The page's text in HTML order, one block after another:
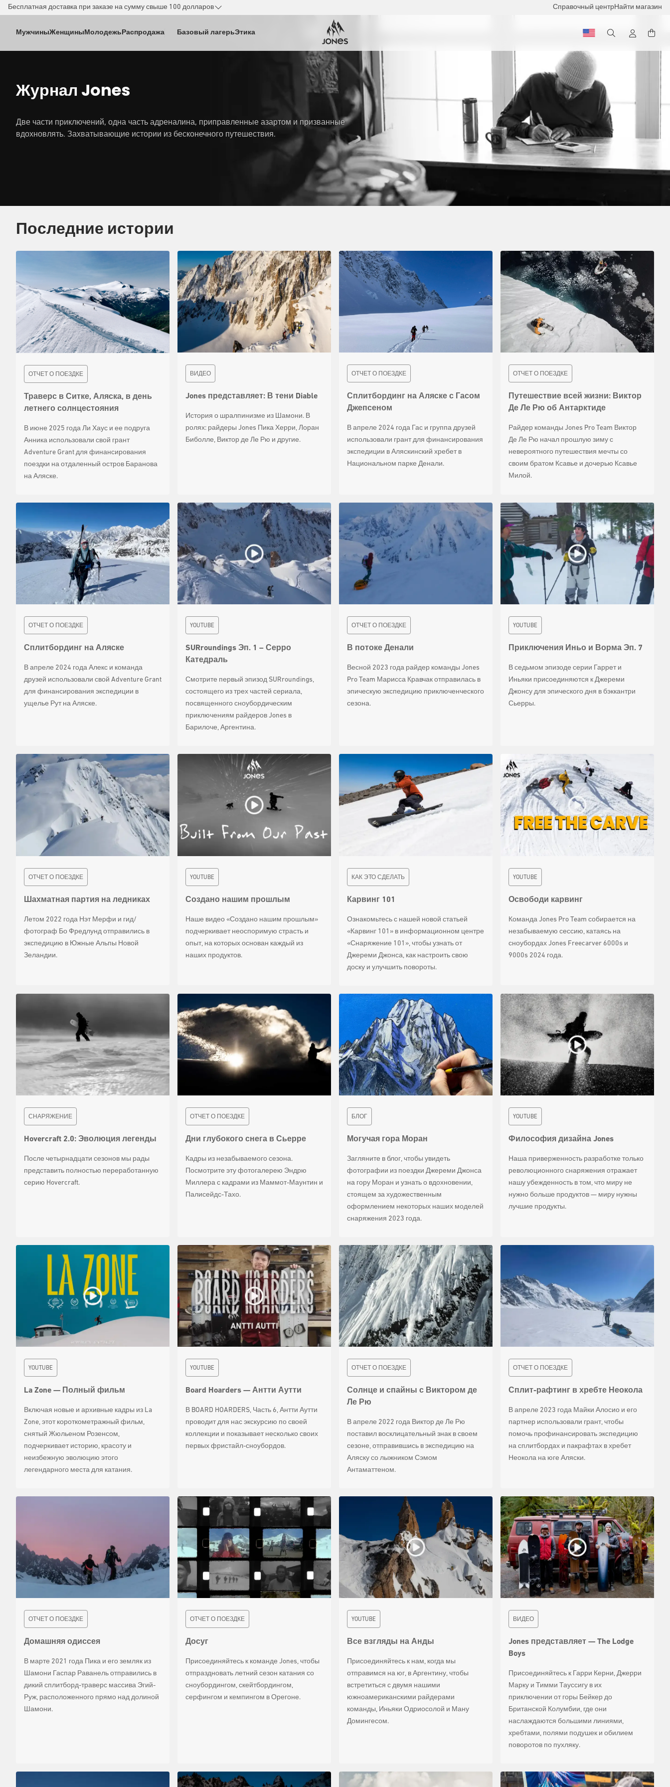
К
МужчиныЖенщиныМолодежьРаспродажа Базовый лагерьЭтика
Бесплатная доставка при заказе на сумму свыше 100 долларов Справочный центрНайти магазин
Журнал Jones
Две части приключений, одна часть адреналина, приправленные азартом и призванные
вдохновлять. Захватывающие истории из бесконечного путешествия.
Последние истории
ОТЧЕТ О ПОЕЗДКЕ
Траверс в Ситке, Аляска, в день
летнего солнцестояния
В июне 2025 года Ли Хаус и ее подруга
Анника использовали свой грант
Adventure Grant для финансирования
поездки на отдаленный остров Баранова
на Аляске.
ВИДЕО
Jones представляет: В тени Diable
История о шралпинизме из Шамони. В
ролях: райдеры Jones Пика Херри, Лоран
Биболле, Виктор де Ле Рю и другие.
ОТЧЕТ О ПОЕЗДКЕ
Сплитбординг на Аляске с Гасом
Джепсеном
В апреле 2024 года Гас и группа друзей
использовали грант для финансирования
экспедиции в Аляскинский хребет в
Национальном парке Денали.
ОТЧЕТ О ПОЕЗДКЕ
Путешествие всей жизни: Виктор
Де Ле Рю об Антарктиде
Райдер команды Jones Pro Team Виктор
Де Ле Рю начал прошлую зиму с
невероятного путешествия мечты со
своим братом Ксавье и дочерью Ксавье
Милой.
ОТЧЕТ О ПОЕЗДКЕ
Сплитбординг на Аляске
В апреле 2024 года Алекс и команда
друзей использовали свой Adventure Grant
для финансирования экспедиции в
ущелье Рут на Аляске.
YOUTUBE
SURroundings Эп. 1 – Серро
Катедраль
Смотрите первый эпизод SURroundings,
состоящего из трех частей сериала,
посвященного сноубордическим
приключениям райдеров Jones в
Барилоче, Аргентина.
ОТЧЕТ О ПОЕЗДКЕ
В потоке Денали
Весной 2023 года райдер команды Jones
Pro Team Марисса Кравчак отправилась в
эпическую экспедицию приключенческого
сезона.
YOUTUBE
Приключения Иньо и Ворма Эп. 7
В седьмом эпизоде серии Гаррет и
Иньяки присоединяются к Джереми
Джонсу для эпического дня в бэккантри
Сьерры.
ОТЧЕТ О ПОЕЗДКЕ
Шахматная партия на ледниках
Летом 2022 года Нэт Мерфи и гид/
фотограф Бо Фредлунд отправились в
экспедицию в Южные Альпы Новой
Зеландии.
YOUTUBE
Создано нашим прошлым
Наше видео «Создано нашим прошлым»
подчеркивает неоспоримую страсть и
опыт, на которых основан каждый из
наших продуктов.
КАК ЭТО СДЕЛАТЬ
Карвинг 101
Ознакомьтесь с нашей новой статьей
«Карвинг 101» в информационном центре
«Снаряжение 101», чтобы узнать от
Джереми Джонса, как настроить свою
доску и улучшить повороты.
YOUTUBE
Освободи карвинг
Команда Jones Pro Team собирается на
незабываемую сессию, катаясь на
сноубордах Jones Freecarver 6000s и
9000s 2024 года.
СНАРЯЖЕНИЕ
Hovercraft 2.0: Эволюция легенды
После четырнадцати сезонов мы рады
представить полностью переработанную
серию Hovercraft.
ОТЧЕТ О ПОЕЗДКЕ
Дни глубокого снега в Сьерре
Кадры из незабываемого сезона.
Посмотрите эту фотогалерею Эндрю
Миллера с кадрами из Маммот-Маунтин и
Палисейдс-Тахо.
БЛОГ
Могучая гора Моран
Загляните в блог, чтобы увидеть
фотографии из поездки Джереми Джонса
на гору Моран и узнать о вдохновении,
стоящем за художественным
оформлением некоторых наших моделей
снаряжения 2023 года.
YOUTUBE
Философия дизайна Jones
Наша приверженность разработке только
революционного снаряжения отражает
нашу убежденность в том, что миру не
нужно больше продуктов — миру нужны
лучшие продукты.
YOUTUBE
La Zone — Полный фильм
Включая новые и архивные кадры из La
Zone, этот короткометражный фильм,
снятый Жюльеном Розенсом,
подчеркивает историю, красоту и
неизбежную эволюцию этого
легендарного места для катания.
YOUTUBE
Board Hoarders — Антти Аутти
В BOARD HOARDERS, Часть 6, Антти Аутти
проводит для нас экскурсию по своей
коллекции и показывает несколько своих
первых фристайл-сноубордов.
ОТЧЕТ О ПОЕЗДКЕ
Солнце и спайны с Виктором де
Ле Рю
В апреле 2022 года Виктор де Ле Рю
поставил восклицательный знак в своем
сезоне, отправившись в экспедицию на
Аляску со лыжником Сэмом
Антаматтеном.
ОТЧЕТ О ПОЕЗДКЕ
Сплит-рафтинг в хребте Неокола
В апреле 2023 года Майки Алосио и его
партнер использовали грант, чтобы
помочь профинансировать экспедицию
на сплитбордах и пакрафтах в хребет
Неокола на юге Аляски.
ОТЧЕТ О ПОЕЗДКЕ
Домашняя одиссея
В марте 2021 года Пика и его земляк из
Шамони Гаспар Раванель отправились в
дикий сплитборд-траверс массива Эгий-
Руж, расположенного прямо над долиной
Шамони.
ОТЧЕТ О ПОЕЗДКЕ
Досуг
Присоединяйтесь к команде Jones, чтобы
отпраздновать летний сезон катания со
сноубордингом, скейтбордингом,
серфингом и кемпингом в Орегоне.
YOUTUBE
Все взгляды на Анды
Присоединяйтесь к нам, когда мы
отправимся на юг, в Аргентину, чтобы
встретиться с двумя нашими
южноамериканскими райдерами
команды, Иньяки Одриосолой и Ману
Домингесом.
ВИДЕО
Jones представляет — The Lodge
Boys
Присоединяйтесь к Гарри Керни, Джерри
Марку и Тимми Тауссигу в их
приключении от горы Бейкер до
Британской Колумбии, где они
наслаждаются большими линиями,
хребтами, полями подушек и обилием
поворотов по пухляку.